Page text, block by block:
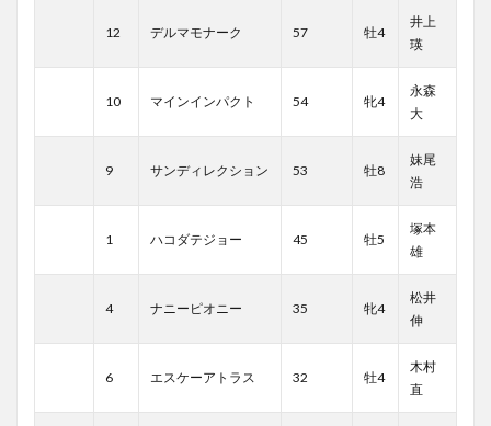
12 デルマモナーク 57 牡4
井上
瑛
10 マインインパクト 54 牝4
永森
大
9 サンディレクション 53 牡8
妹尾
浩
1 ハコダテジョー 45 牡5
塚本
雄
4 ナニーピオニー 35 牝4
松井
伸
6 エスケーアトラス 32 牡4
木村
直